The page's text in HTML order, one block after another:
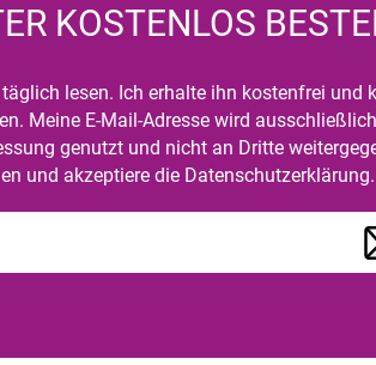
KOSTENLOS
lesen. Ich erhalte ihn kostenfrei und
Meine E-Mail-Adresse wird
genutzt und nicht an Dritte
und akzeptiere die Datenschutzerklärung.